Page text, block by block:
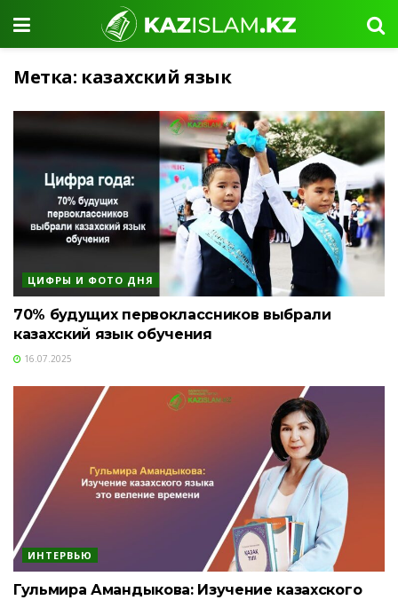
Метка: казахский язык
ЦИФРЫ И ФОТО ДНЯ
70% будущих первоклассников выбрали
казахский язык обучения
16.07.2025
ИНТЕРВЬЮ
Гульмира Амандыкова: Изучение казахского